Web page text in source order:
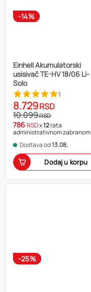
-14%
Einhell Akumulatorski
usisivač TE-HV 18/06 Li-
Solo
1
8.729RSD
10.099RSD
786RSDx12rata
administrativnom zabranom
Dostava od13.08.
Dodaj u korpu
-25%